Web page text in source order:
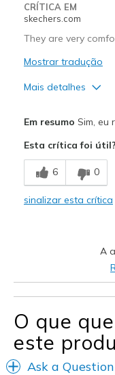
CRÍTICA EM
skechers.com
They are very
Mostrar tradução
Mais detalhes
Breathe Well
Comfortable
Melhores
Casual Wear
Special Occasions
Travel
Em resumo Sim, eu
Esta crítica foi útil?
6 0
sinalizar esta crítica
A
O que
este
Ask a Question